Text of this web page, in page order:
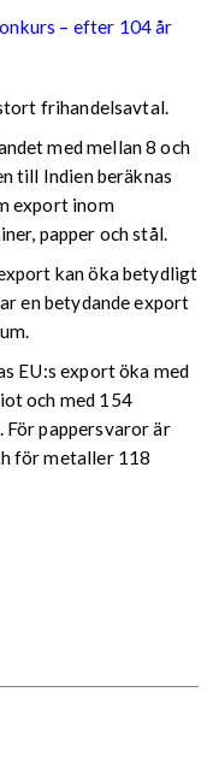
– efter 104 år
frihandelsavtal.
med mellan 8 och
till Indien beräknas
export inom
papper och stål.
kan öka betydligt
en betydande export
EU:s export öka med
och med 154
pappersvaror är
för metaller 118